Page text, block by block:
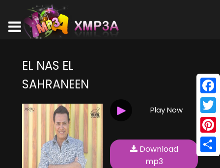
EL NAS EL
SAHRANEEN
Play Now
Download
mp3